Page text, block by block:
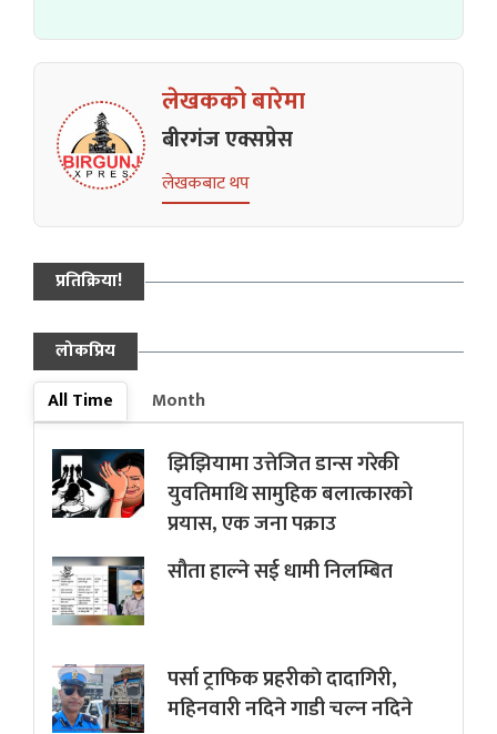
लेखकको बारेमा
बीरगंज एक्सप्रेस
लेखकबाट थप
प्रतिक्रिया!
लोकप्रिय
All Time
Month
झिझियामा उत्तेजित डान्स गरेकी
युवतिमाथि सामुहिक बलात्कारको
प्रयास, एक जना पक्राउ
सौता हाल्ने सई धामी निलम्बित
पर्सा ट्राफिक प्रहरीकाे दादागिरी,
महिनवारी नदिने गाडी चल्न नदिने